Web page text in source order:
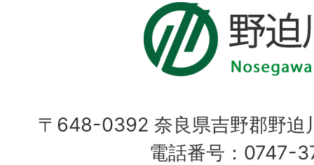
〒648-0392 奈良県吉野郡野迫
電話番号：0747-